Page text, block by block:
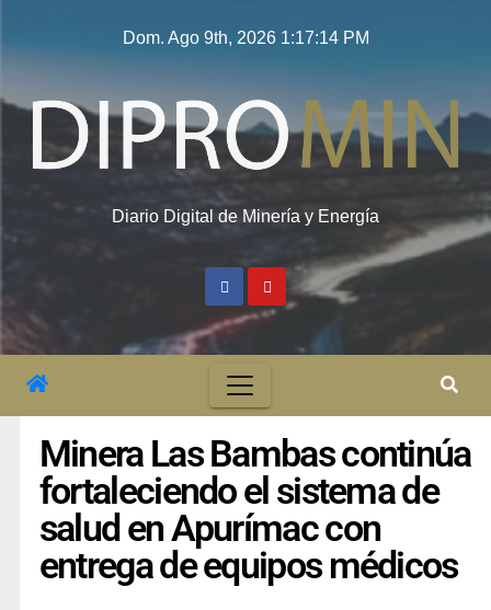
Dom. Ago 9th, 2026 1:17:14 PM
Diario Digital de Minería y Energía
Minera Las Bambas continúa
fortaleciendo el sistema de
salud en Apurímac con
entrega de equipos médicos